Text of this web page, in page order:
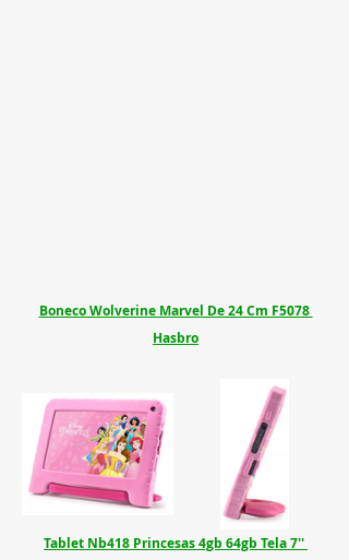
Boneco Wolverine Marvel De 24 Cm F5078
Hasbro
Tablet Nb418 Princesas 4gb 64gb Tela 7''